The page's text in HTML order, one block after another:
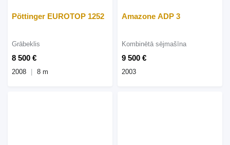
Pöttinger EUROTOP 1252
8 500 €
Grābeklis
2008 8 m
Amazone ADP 3
9 500 €
Kombinētā sējmašīna
2003